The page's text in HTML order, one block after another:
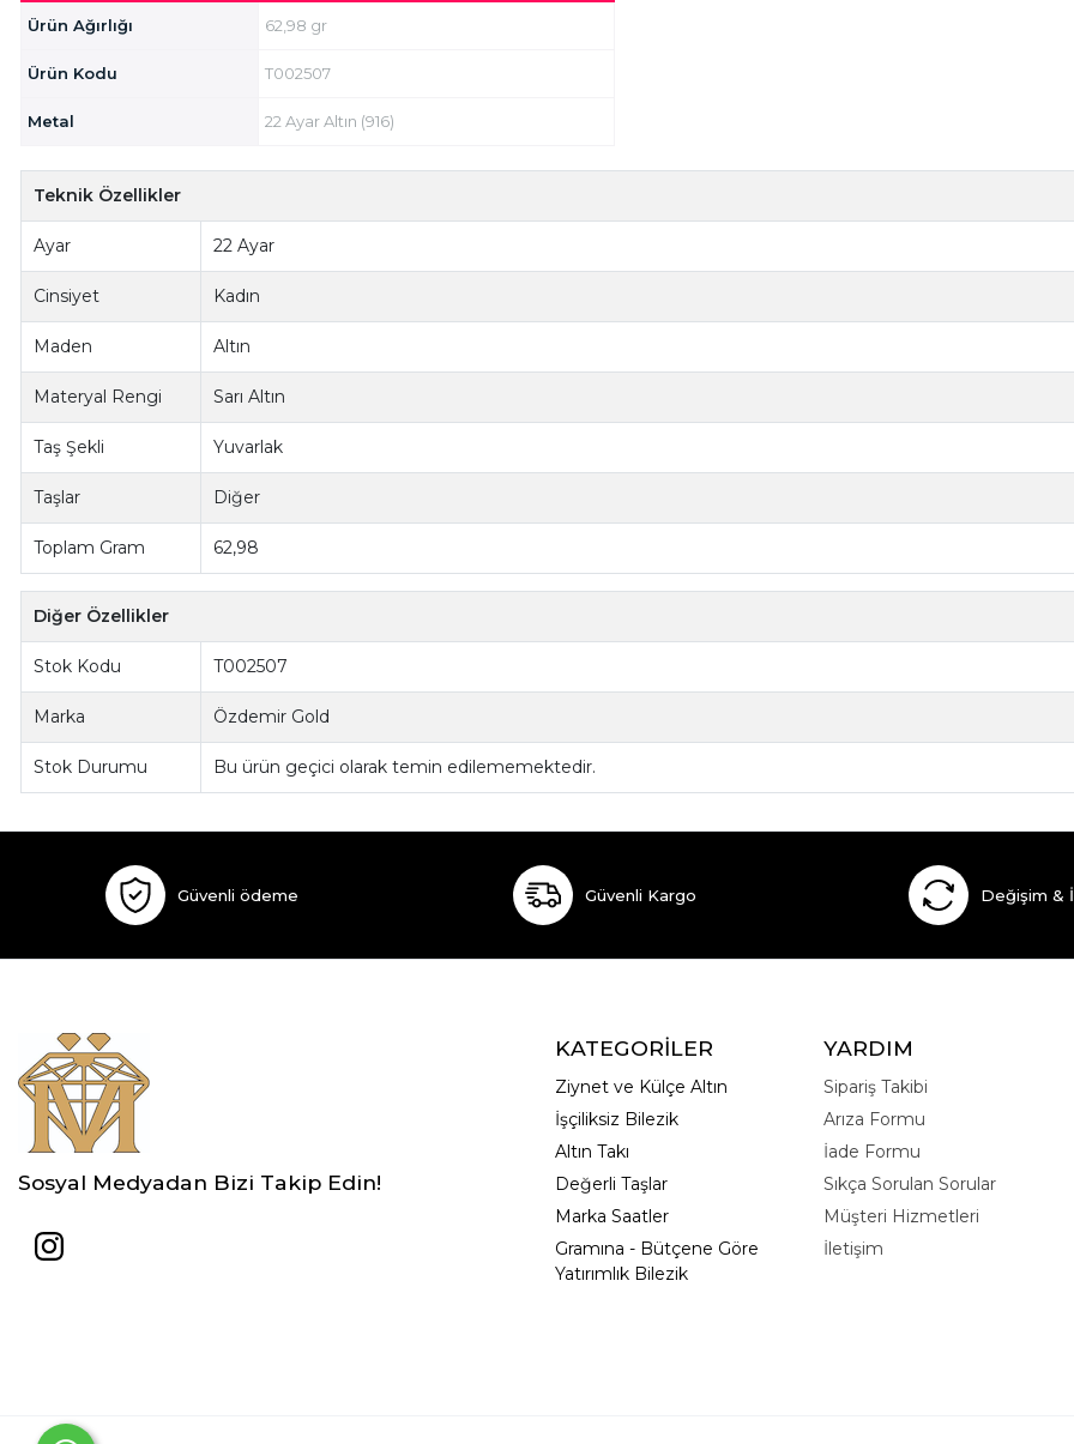
Ürün Ağırlığı 62,98 gr
Ürün Kodu T002507
Metal 22 Ayar Altın (916)
Teknik Özellikler
Ayar 22 Ayar
Cinsiyet Kadın
Maden Altın
Materyal Rengi Sarı Altın
Taş Şekli Yuvarlak
Taşlar Diğer
Toplam Gram 62,98
Diğer Özellikler
Stok Kodu T002507
Marka Özdemir Gold
Stok Durumu Bu ürün geçici olarak temin edilememektedir.
Güvenli ödeme Güvenli Kargo Değişim &
Sosyal Medyadan Bizi Takip Edin!
KATEGORİLER
Ziynet ve Külçe Altın
İşçiliksiz Bilezik
Altın Takı
Değerli Taşlar
Marka Saatler
Gramına - Bütçene Göre
Yatırımlık Bilezik
YARDIM
Sipariş Takibi
Arıza Formu
İade Formu
Sıkça Sorulan Sorular
Müşteri Hizmetleri
İletişim